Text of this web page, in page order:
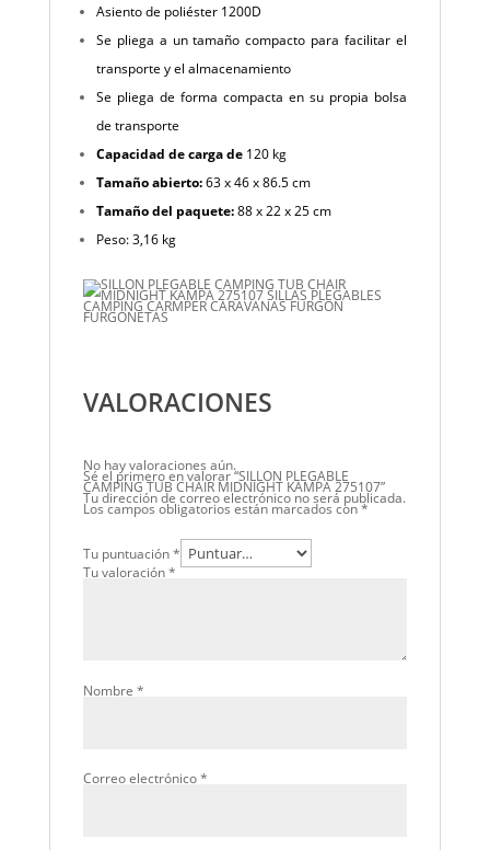
Asiento de poliéster 1200D
Se pliega a un tamaño compacto para facilitar el
transporte y el almacenamiento
Se pliega de forma compacta en su propia bolsa
de transporte
Capacidad de carga de120 kg
Tamaño abierto:63 x 46 x 86.5 cm
Tamaño del paquete:88 x 22 x 25 cm
Peso: 3,16 kg
VALORACIONES
No hay valoraciones aún.
Sé el primero en valorar “SILLON PLEGABLE
CAMPING TUB CHAIR MIDNIGHT KAMPA 275107”
Tu dirección de correo electrónico no será publicada.
Los campos obligatorios están marcados con*
Tu puntuación*
Tu valoración*
Nombre *
Correo electrónico*